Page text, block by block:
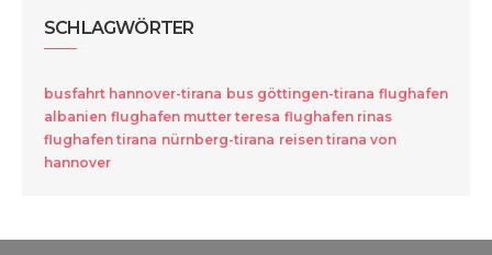
SCHLAGWÖRTER
busfahrt hannover-tirana bus göttingen-tirana flughafen
albanien flughafen mutter teresa flughafen rinas
flughafen tirana nürnberg-tirana reisen tirana von
hannover